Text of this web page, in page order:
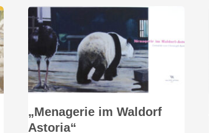
„Menagerie im Waldorf
Astoria“